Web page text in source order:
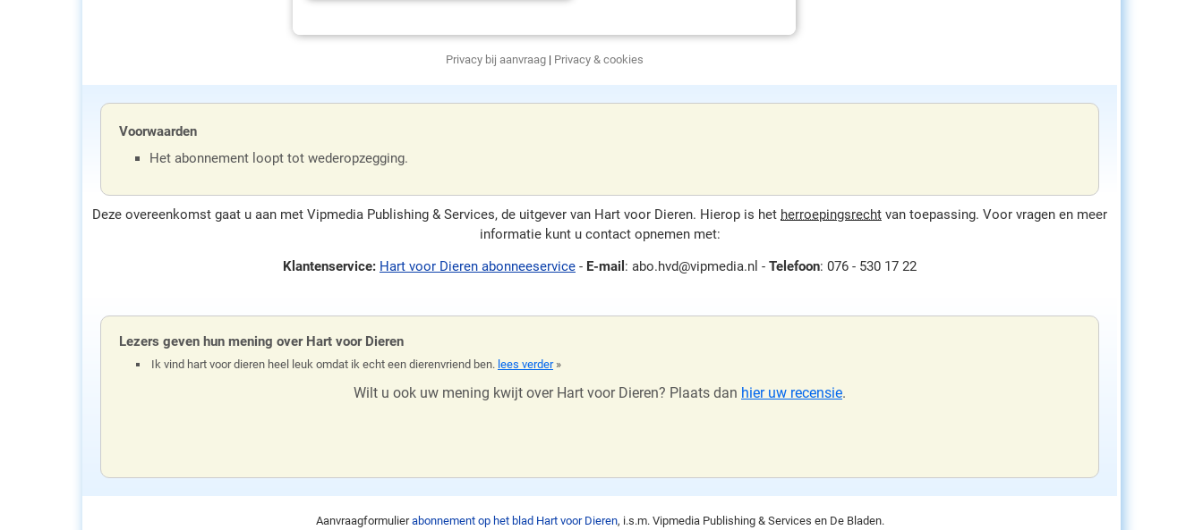
Privacy bij aanvraag| Privacy & cookies
Voorwaarden
Het abonnement loopt tot wederopzegging.
Deze overeenkomst gaat u aan met Vipmedia Publishing & Services, de uitgever van Hart voor Dieren. Hierop is het herroepingsrecht van toepassing. Voor vragen en meer
informatie kunt u contact opnemen met:
Klantenservice: Hart voor Dieren abonneeservice - E-mail : abo.hvd@vipmedia.nl - Telefoon: 076 - 530 17 22
Lezers geven hun mening over Hart voor Dieren
Ik vind hart voor dieren heel leuk omdat ik echt een dierenvriend ben. lees verder»
Wilt u ook uw mening kwijt over Hart voor Dieren? Plaats dan hier uw recensie.
Aanvraagformulierabonnement op het blad Hart voor Dieren, i.s.m. Vipmedia Publishing & Services en De Bladen.